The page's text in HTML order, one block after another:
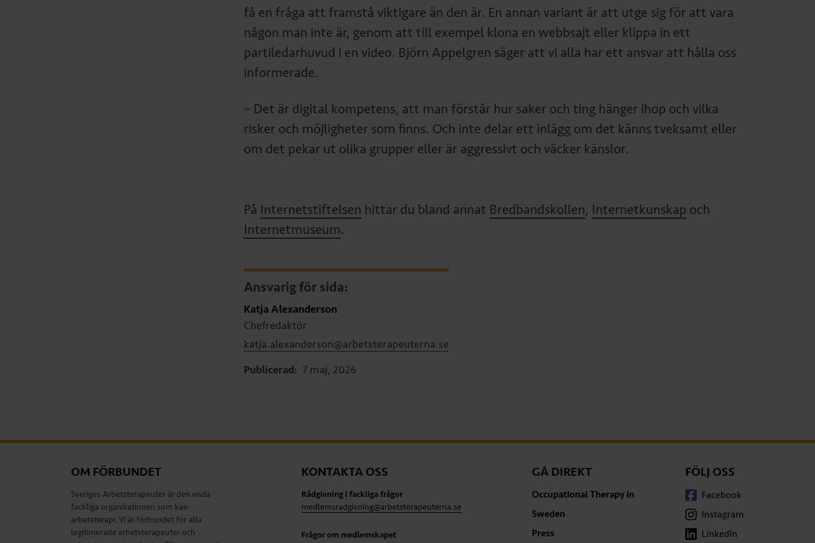
få en fråga att framstå viktigare än den är. En annan variant är att utge sig för att vara
någon man inte är, genom att till exempel klona en webbsajt eller klippa in ett
partiledarhuvud i en video. Björn Appelgren säger att vi alla har ett ansvar att hålla oss
informerade.
– Det är digital kompetens, att man förstår hur saker och ting hänger ihop och vilka
risker och möjligheter som finns. Och inte delar ett inlägg om det känns tveksamt eller
om det pekar ut olika grupper eller är aggressivt och väcker känslor.
På Internetstiftelsen hittar du bland annat Bredbandskollen, Internetkunskap och
Internetmuseum.
Ansvarig för sida:
Katja Alexanderson
Chefredaktör
katja.alexanderson@arbetsterapeuterna.se
Publicerad: 7 maj, 2026
OM FÖRBUNDET
Sveriges Arbetsterapeuter är den enda
fackliga organisationen som kan
arbetsterapi. Vi är förbundet för alla
legitimerade arbetsterapeuter och
KONTAKTA OSS
Rådgivning i fackliga frågor
medlemsradgivning@arbetsterapeuterna.se
Frågor om medlemskapet
GÅ DIREKT
Occupational Therapy in
Sweden
Press
FÖLJ OSS
Facebook
Instagram
LinkedIn